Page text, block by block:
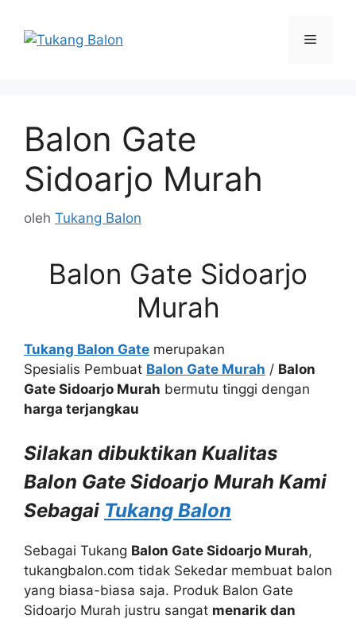
Menu
Balon Gate
Sidoarjo Murah
oleh Tukang Balon
Balon Gate Sidoarjo
Murah
Tukang Balon Gate merupakan
Spesialis Pembuat Balon Gate Murah / Balon
Gate Sidoarjo Murah bermutu tinggi dengan
harga terjangkau
Silakan dibuktikan Kualitas
Balon Gate Sidoarjo Murah Kami
Sebagai Tukang Balon
Sebagai Tukang Balon Gate Sidoarjo Murah,
tukangbalon.com tidak Sekedar membuat balon
yang biasa-biasa saja. Produk Balon Gate
Sidoarjo Murah justru sangat menarik dan